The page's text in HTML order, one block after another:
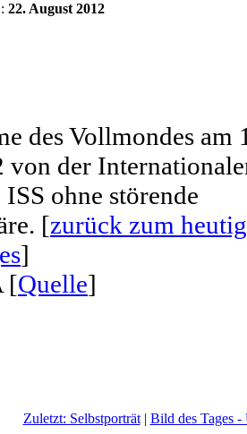
: 22. August 2012
des Vollmondes am
von der
ohne störende
[zurück zum
]
[Quelle]
Zuletzt: Selbstporträt| Bild des Tages -